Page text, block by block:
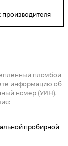
пломбой
информацию об
номер (УИН).
пробирной